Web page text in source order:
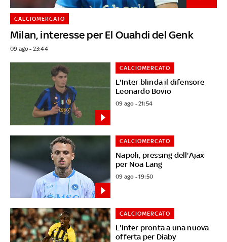
Milan, interesse per El Ouahdi del Genk
CALCIOMERCATO
09 ago - 23:44
L'Inter blinda il difensore
Leonardo Bovio
CALCIOMERCATO
09 ago - 21:54
Napoli, pressing dell'Ajax
per Noa Lang
CALCIOMERCATO
09 ago - 19:50
L'Inter pronta a una nuova
offerta per Diaby
CALCIOMERCATO